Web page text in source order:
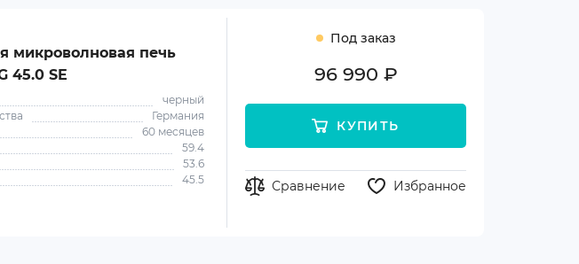
микроволновая печь
45.0 SE
черный
Германия
60 месяцев
59.4
53.6
45.5
Под заказ
96 990 ₽
Сравнение Избранное
КУПИТЬ